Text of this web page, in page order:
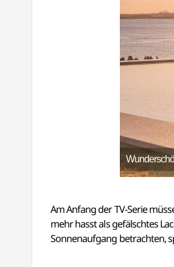
Am Anfang der TV-Serie
mehr hasst als gefälschtes
Sonnenaufgang betrachten,